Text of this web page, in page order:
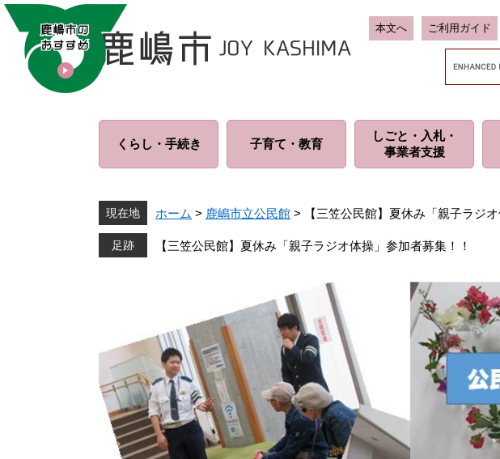
ペ
メ
本文へ ご利用ガイド
ム
索
くらし・ 手続き 子育て・ 教育
しごと・入札・
事業者支援
現在地 ホーム > 鹿嶋市立公民館 > 【三笠公民館】夏休み「親子ラジ
【三笠公民館】夏休み「親子ラジオ体操」参加者募集！！